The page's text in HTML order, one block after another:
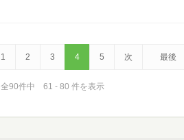
1 2 3 4 5 次 最後
全90件中 61 - 80 件を表示